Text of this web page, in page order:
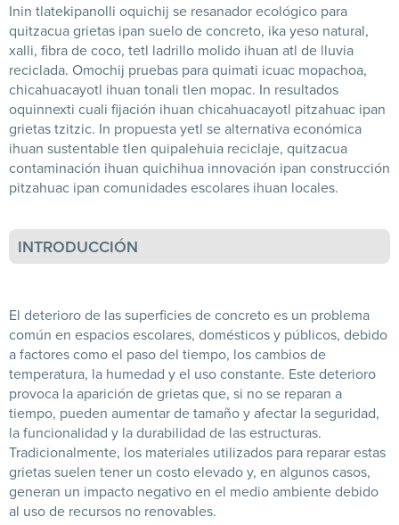
Inin tlatekipanolli oquichij se resanador ecológico para
quitzacua grietas ipan suelo de concreto, ika yeso natural,
xalli, fibra de coco, tetl ladrillo molido ihuan atl de lluvia
reciclada. Omochij pruebas para quimati icuac mopachoa,
chicahuacayotl ihuan tonali tlen mopac. In resultados
oquinnexti cuali fijación ihuan chicahuacayotl pitzahuac ipan
grietas tzitzic. In propuesta yetl se alternativa económica
ihuan sustentable tlen quipalehuia reciclaje, quitzacua
contaminación ihuan quichihua innovación ipan construcción
pitzahuac ipan comunidades escolares ihuan locales.
INTRODUCCIÓN
El deterioro de las superficies de concreto es un problema
común en espacios escolares, domésticos y públicos, debido
a factores como el paso del tiempo, los cambios de
temperatura, la humedad y el uso constante. Este deterioro
provoca la aparición de grietas que, si no se reparan a
tiempo, pueden aumentar de tamaño y afectar la seguridad,
la funcionalidad y la durabilidad de las estructuras.
Tradicionalmente, los materiales utilizados para reparar estas
grietas suelen tener un costo elevado y, en algunos casos,
generan un impacto negativo en el medio ambiente debido
al uso de recursos no renovables.